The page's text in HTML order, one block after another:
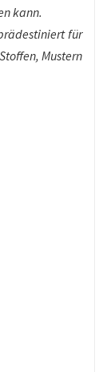
kann.
für
Mustern